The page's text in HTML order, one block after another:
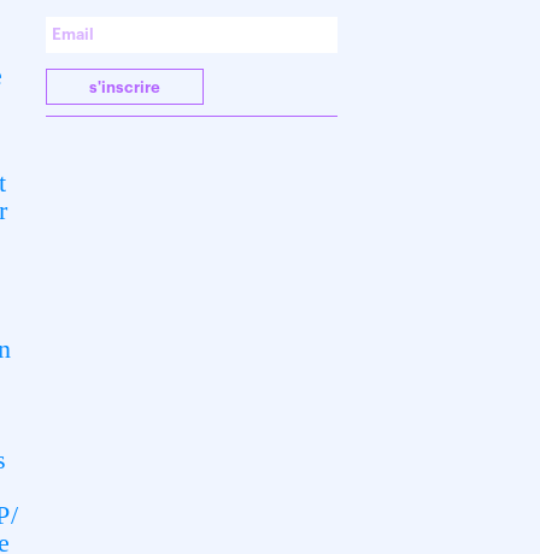
s'inscrire